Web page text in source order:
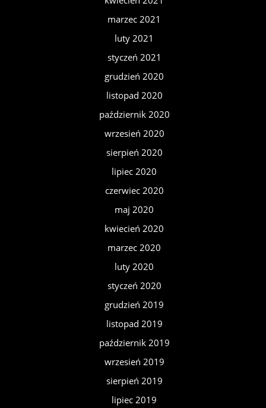
marzec 2021
luty 2021
styczeń 2021
grudzień 2020
listopad 2020
październik 2020
wrzesień 2020
sierpień 2020
lipiec 2020
czerwiec 2020
maj 2020
kwiecień 2020
marzec 2020
luty 2020
styczeń 2020
grudzień 2019
listopad 2019
październik 2019
wrzesień 2019
sierpień 2019
lipiec 2019